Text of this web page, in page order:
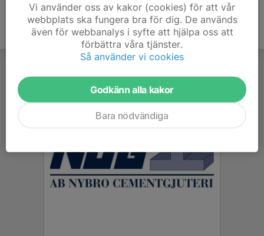
Vi använder oss av kakor (cookies) för att vår
webbplats ska fungera bra för dig. De används
även för webbanalys i syfte att hjälpa oss att
förbättra våra tjänster.
Så använder vi cookies
Godkänn alla kakor
Bara nödvändiga